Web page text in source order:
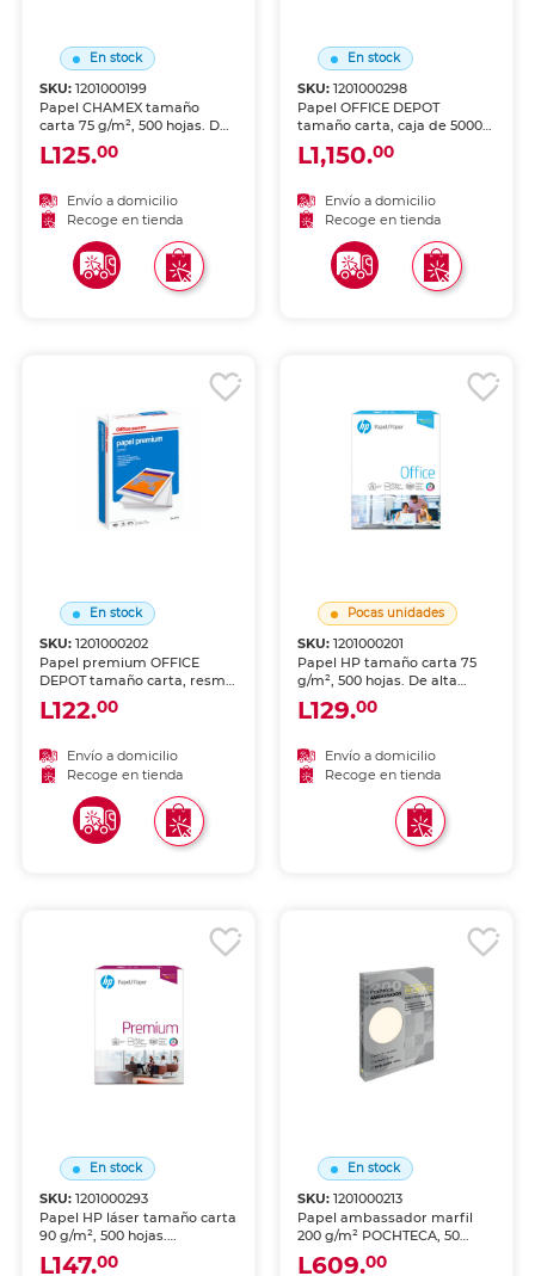
En stock
SKU:1201000199
Papel CHAMEX tamaño
carta 75 g/m², 500 hojas. De
alta blancura y acabado
uniforme, ideal para
tinta y láser, fotocopiadoras
y uso general de oficina.
Excelente rendimiento y
alimentación fluida.
L125.00
Envío a domicilio
Recoge en tienda
En stock
SKU: 1201000298
Papel OFFICE DEPOT
tamaño carta, caja de 5000
hojas 75 g/m². Alta blancura
y opacidad para impresoras
impresión de alto volumen
en oficinas y negocios.
L1,150.00
Envío a domicilio
Recoge en tienda
En stock
SKU:1201000202
Papel premium OFFICE
DEPOT tamaño carta, resma
500 hojas. De alta blancura y
acabado uniforme, ideal
inyección de tinta y láser,
fotocopiadoras y uso
general de oficina.
L122.00
Envío a domicilio
Recoge en tienda
Pocas unidades
SKU: 1201000201
Papel HP tamaño carta 75
g/m², 500 hojas. De alta
blancura y acabado
uniforme, ideal para
tinta y láser, fotocopiadoras
y uso general de oficina.
Excelente rendimiento y
alimentación fluida.
L129.00
Envío a domicilio
Recoge en tienda
En stock
SKU:1201000293
Papel HP láser tamaño carta
90 g/m², 500 hojas.
Optimizado para
impresoras láser. De alta
L147.00
En stock
SKU: 1201000213
Papel ambassador marfil
200 g/m² POCHTECA, 50
hojas. Acabado premium
con tono marfil elegante
L609.00